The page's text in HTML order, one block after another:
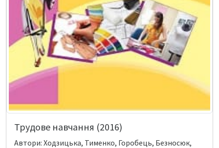
Трудове навчання (2016)
Автори: Ходзицька, Тименко, Горобець, Безносюк,